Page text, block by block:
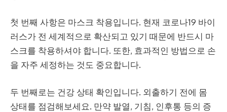
첫 번째 사항은 마스크 착용입니다. 현재 코로나19 바이
러스가 전 세계적으로 확산되고 있기 때문에 반드시 마
스크를 착용하셔야 합니다. 또한, 효과적인 방법으로 손
을 자주 세정하는 것도 중요합니다.
두 번째로는 건강 상태 확인입니다. 외출하기 전에 몸
상태를 점검해보세요. 만약 발열, 기침, 인후통 등의 증